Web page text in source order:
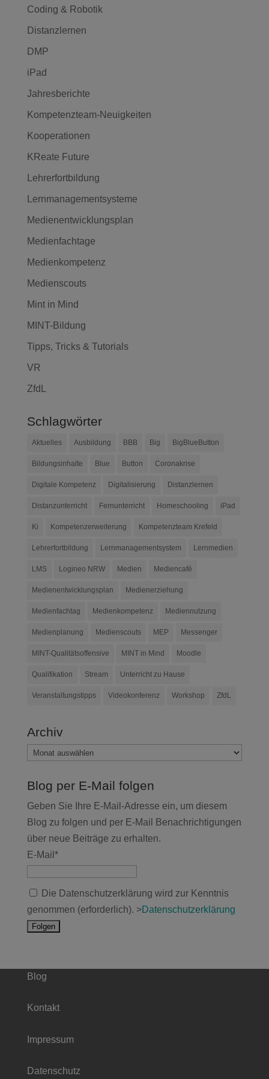
Coding & Robotik
Distanzlernen
DMP
iPad
Jahresberichte
Kompetenzteam-Neuigkeiten
Kooperationen
KReate Future
Lehrerfortbildung
Lernmanagementsysteme
Medienentwicklungsplan
Medienfachtage
Medienkompetenz
Medienscouts
Mint in Mind
MINT-Bildung
Tipps, Tricks & Tutorials
VR
ZfdL
Schlagwörter
Aktuelles Ausbildung BBB Big BigBlueButton
Bildungsinhalte Blue Button Coronakrise
Digitale Kompetenz Digitalisierung Distanzlernen
Distanzunterricht Fernunterricht Homeschooling iPad
Ki Kompetenzerweiterung Kompetenzteam Krefeld
Lehrerfortbildung Lernmanagementsystem Lernmedien
LMS Logineo NRW Medien Mediencafé
Medienentwicklungsplan Medienerziehung
Medienfachtag Medienkompetenz Mediennutzung
Medienplanung Medienscouts MEP Messenger
MINT-Qualitätsoffensive MINT in Mind Moodle
Qualifikation Stream Unterricht zu Hause
Veranstaltungstipps Videokonferenz Workshop ZfdL
Archiv
Archiv
Blog per E-Mail folgen
Geben Sie Ihre E-Mail-Adresse ein, um diesem
Blog zu folgen und per E-Mail Benachrichtigungen
über neue Beiträge zu erhalten.
E-Mail*
Die Datenschutzerklärung wird zur Kenntnis
genommen (erforderlich). >Datenschutzerklärung
Blog
Kontakt
Impressum
Datenschutz